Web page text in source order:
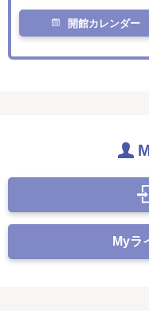
開館カレンダー
Myラ